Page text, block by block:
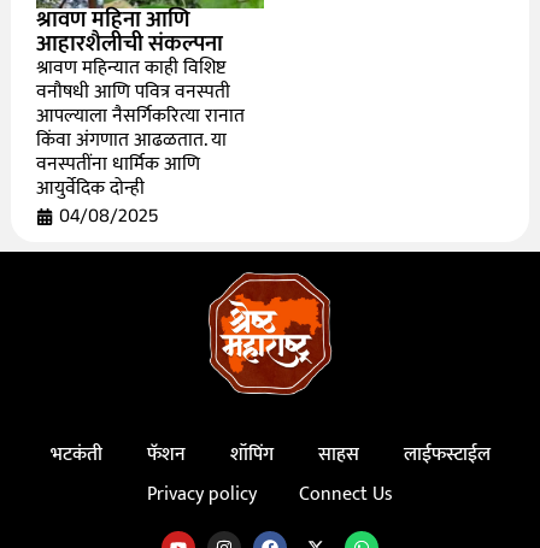
श्रावण महिना आणि
आहारशैलीची संकल्पना
श्रावण महिन्यात काही विशिष्ट
वनौषधी आणि पवित्र वनस्पती
आपल्याला नैसर्गिकरित्या रानात
किंवा अंगणात आढळतात. या
वनस्पतींना धार्मिक आणि
आयुर्वेदिक दोन्ही
04/08/2025
भटकंती फॅशन शॉपिंग साहस
लाईफस्टाईल
Privacy policy
Connect Us